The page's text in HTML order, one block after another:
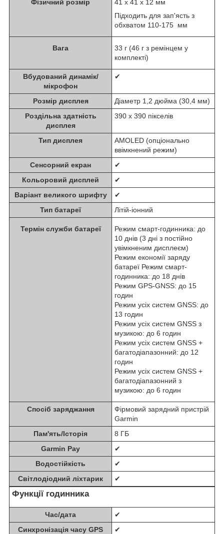
Фізичний розмір
41 x 41 x 12 мм
Підходить для зап'ясть з
обхватом 110-175 мм
Вага
33 г (46 г з ремінцем у
комплекті)
Вбудований динамік/
мікрофон
✔
Розмір дисплея
Діаметр 1,2 дюйма (30,4 мм)
Роздільна здатність
дисплея
390 x 390 пікселів
Тип дисплея
AMOLED (опціонально
ввімкнений режим)
Сенсорний екран
✔
Кольоровий дисплей
✔
Варіант великого шрифту
✔
Тип батареї
Літій-іонний
Термін служби батареї
Режим смарт-годинника: до
10 днів (3 дні з постійно
увімкненим дисплеєм)
Режим економії заряду
батареї Режим смарт-
годинника: до 18 днів
Режим GPS-GNSS: до 15
годин
Режим усіх систем GNSS: до
13 годин
Режим усіх систем GNSS з
музикою: до 6 годин
Режим усіх систем GNSS +
багатодіапазонний: до 12
годин
Режим усіх систем GNSS +
багатодіапазонний з
музикою: до 6 годин
Спосіб заряджання
Фірмовий зарядний пристрій
Garmin
Пам'ять/Історія
8 ГБ
Garmin Pay
✔
Водостійкість
✔
Світлодіодний ліхтарик
✔
Функції годинника
Час/дата
✔
Синхронізація часу GPS
✔